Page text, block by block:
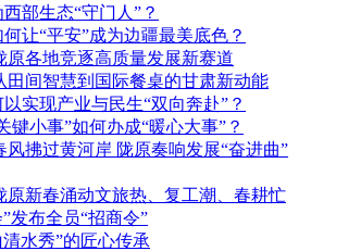
部生态“守门人”？
让“平安”成为边疆最美底色？
原各地竞逐高质量发展新赛道
田间智慧到国际餐桌的甘肃新动能
实现产业与民生“双向奔赴”？
键小事”如何办成“暖心大事”？
风拂过黄河岸 陇原奏响发展“奋进曲”
原新春涌动文旅热、复工潮、春耕忙
发布全员“招商令”
水秀”的匠心传承